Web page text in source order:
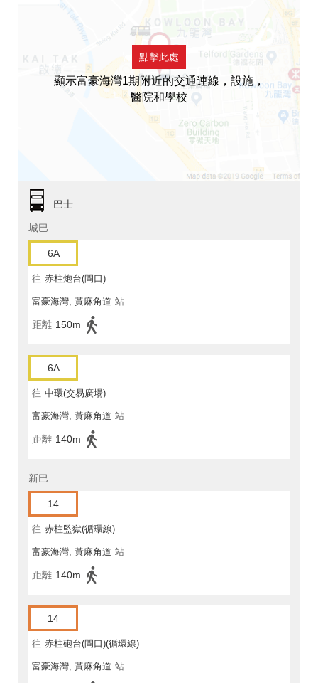
點擊此處
顯示富豪海灣1期附近的交通連線，設施，
醫院和學校
巴士
城巴
6A
往 赤柱炮台(閘口)
富豪海灣, 黃麻角道 站
距離 150m
6A
往 中環(交易廣場)
富豪海灣, 黃麻角道 站
距離 140m
新巴
14
往 赤柱監獄(循環線)
富豪海灣, 黃麻角道 站
距離 140m
14
往 赤柱砲台(閘口)(循環線)
富豪海灣, 黃麻角道 站